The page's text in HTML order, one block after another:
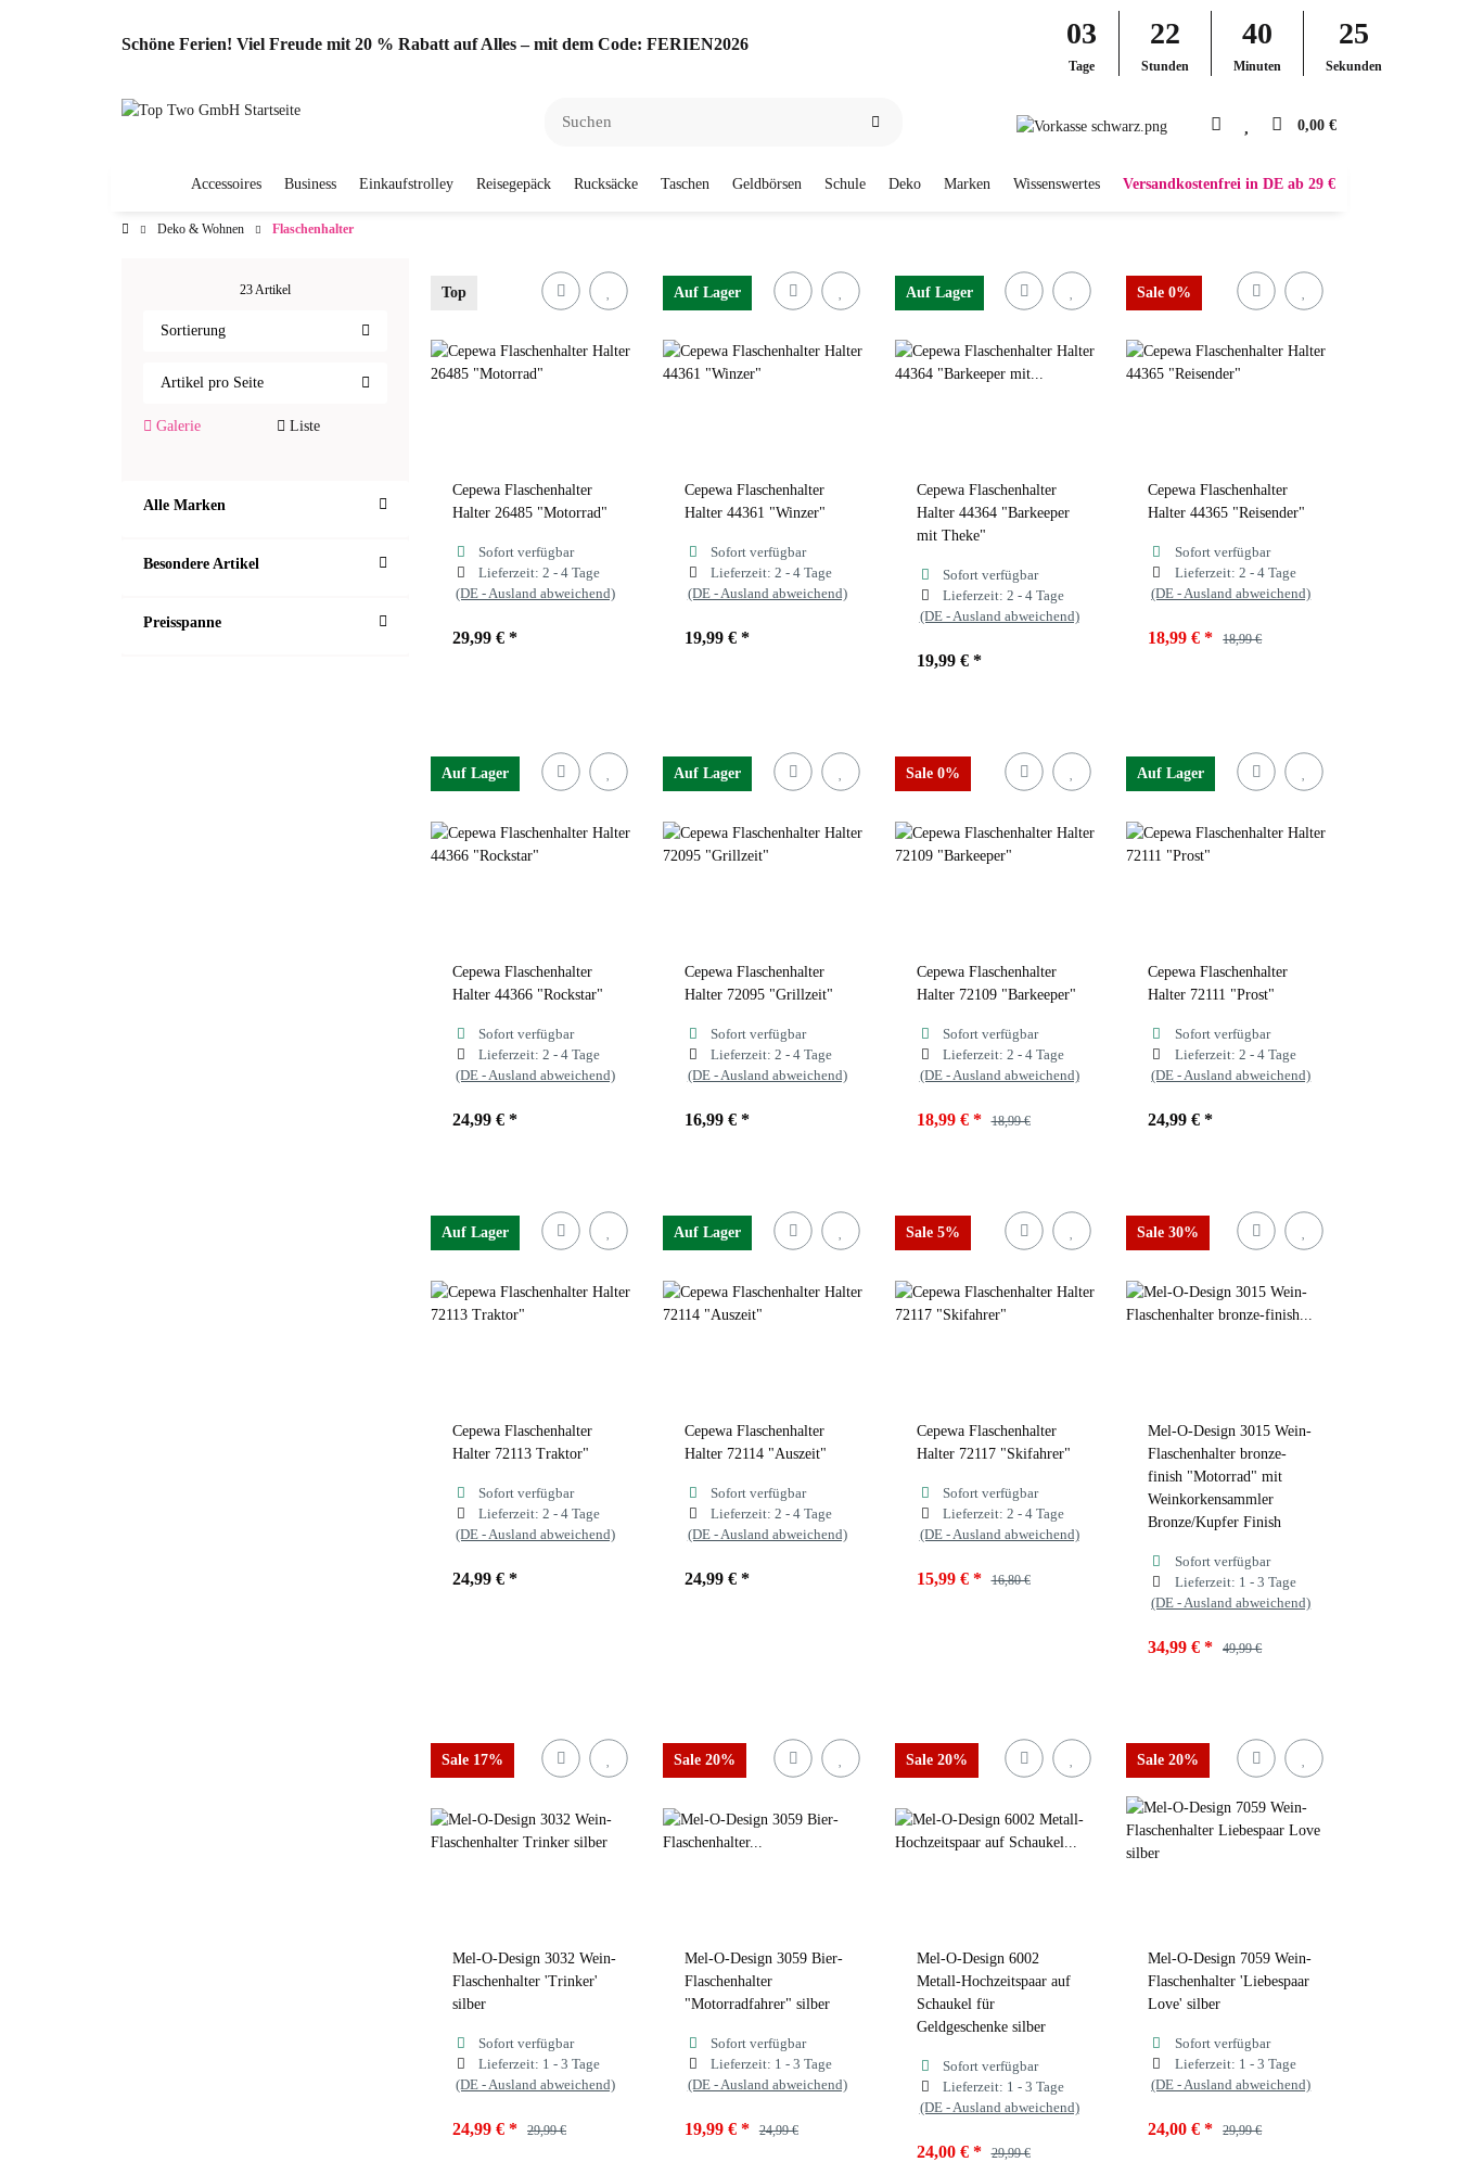
Schöne Ferien! Viel Freude mit 20 % Rabatt auf Alles – mit dem Code: FERIEN2026 03
Tage
22
Stunden
40
Minuten
24
Sekunden
0,00 €
Accessoires Business Einkaufstrolley Reisegepäck Rucksäcke Taschen Geldbörsen Schule Deko Marken Wissenswertes Versandkostenfrei in DE ab 29 €
Deko & Wohnen Flaschenhalter
23 Artikel
Sortierung
Artikel pro Seite
Galerie Liste
Alle Marken
Besondere Artikel
Preisspanne
Top
Cepewa Flaschenhalter
Halter 26485 "Motorrad"
Sofort verfügbar
Lieferzeit:2 - 4 Tage
(DE - Ausland abweichend)
29,99 € *
Auf Lager
Cepewa Flaschenhalter
Halter 44361 "Winzer"
Sofort verfügbar
Lieferzeit: 2 - 4 Tage
(DE - Ausland abweichend)
19,99 € *
Auf Lager
Cepewa Flaschenhalter
Halter 44364 "Barkeeper
mit Theke"
Sofort verfügbar
Lieferzeit: 2 - 4 Tage
(DE - Ausland abweichend)
19,99 € *
Sale 0%
Cepewa Flaschenhalter
Halter 44365 "Reisender"
Sofort verfügbar
Lieferzeit: 2 - 4 Tage
(DE - Ausland abweichend)
18,99 €* 18,99 €
Auf Lager
Cepewa Flaschenhalter
Halter 44366 "Rockstar"
Sofort verfügbar
Lieferzeit:2 - 4 Tage
(DE - Ausland abweichend)
24,99 € *
Auf Lager
Cepewa Flaschenhalter
Halter 72095 "Grillzeit"
Sofort verfügbar
Lieferzeit: 2 - 4 Tage
(DE - Ausland abweichend)
16,99 € *
Sale 0%
Cepewa Flaschenhalter
Halter 72109 "Barkeeper"
Sofort verfügbar
Lieferzeit: 2 - 4 Tage
(DE - Ausland abweichend)
18,99 € * 18,99 €
Auf Lager
Cepewa Flaschenhalter
Halter 72111 "Prost"
Sofort verfügbar
Lieferzeit: 2 - 4 Tage
(DE - Ausland abweichend)
24,99 € *
Auf Lager
Cepewa Flaschenhalter
Halter 72113 Traktor"
Sofort verfügbar
Lieferzeit:2 - 4 Tage
(DE - Ausland abweichend)
24,99 € *
Auf Lager
Cepewa Flaschenhalter
Halter 72114 "Auszeit"
Sofort verfügbar
Lieferzeit: 2 - 4 Tage
(DE - Ausland abweichend)
24,99 € *
Sale 5%
Cepewa Flaschenhalter
Halter 72117 "Skifahrer"
Sofort verfügbar
Lieferzeit: 2 - 4 Tage
(DE - Ausland abweichend)
15,99 € * 16,80 €
Sale 30%
Mel-O-Design 3015 Wein-
Flaschenhalter bronze-
finish "Motorrad" mit
Weinkorkensammler
Bronze/Kupfer Finish
Sofort verfügbar
Lieferzeit: 1 - 3 Tage
(DE - Ausland abweichend)
34,99 €* 49,99 €
Sale 17%
Mel-O-Design 3032 Wein-
Flaschenhalter 'Trinker'
silber
Sofort verfügbar
Lieferzeit: 1 - 3 Tage
(DE - Ausland abweichend)
24,99 € * 29,99 €
Sale 20%
Mel-O-Design 3059 Bier-
Flaschenhalter
"Motorradfahrer" silber
Sofort verfügbar
Lieferzeit: 1 - 3 Tage
(DE - Ausland abweichend)
19,99 € * 24,99 €
Sale 20%
Mel-O-Design 6002
Metall-Hochzeitspaar auf
Schaukel für
Geldgeschenke silber
Sofort verfügbar
Lieferzeit: 1 - 3 Tage
(DE - Ausland abweichend)
24,00 € * 29,99 €
Sale 20%
Mel-O-Design 7059 Wein-
Flaschenhalter 'Liebespaar
Love' silber
Sofort verfügbar
Lieferzeit: 1 - 3 Tage
(DE - Ausland abweichend)
24,00 €* 29,99 €